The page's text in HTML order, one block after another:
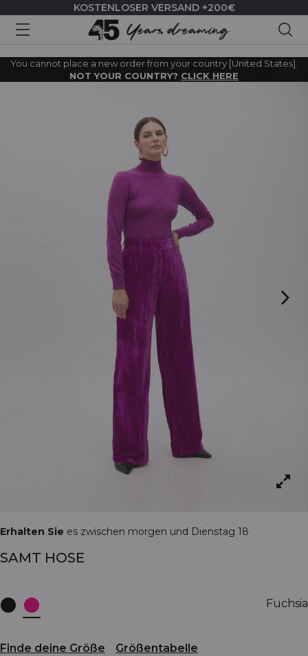
KOSTENLOSER VERSAND +200€
You cannot place a new order from your country [United States].
NOT YOUR COUNTRY? CLICK HERE
Erhalten Sie es zwischen morgen und Dienstag 18
SAMT HOSE
Fuchsia
Finde deine Größe Größentabelle